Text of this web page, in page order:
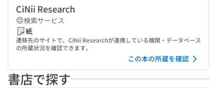
CiNii Research
検索サービス
紙
遷移先のサイトで、CiNii Researchが連携している機関・データベース
の所蔵状況を確認できます。
この本の所蔵を確認
書店で探す